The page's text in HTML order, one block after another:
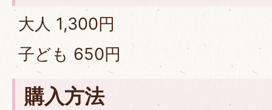
大人 1,300円
子ども 650円
購入方法